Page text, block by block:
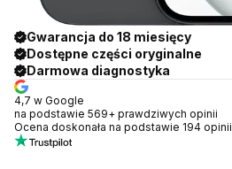
Gwarancja do 18 miesięcy
Dostępne części oryginalne
Darmowa diagnostyka
4,7 w Google
na podstawie 569+ prawdziwych opinii
Ocena doskonała na podstawie 194 opinii